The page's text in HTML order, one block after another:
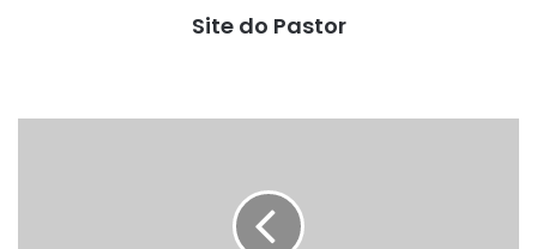
Site do Pastor